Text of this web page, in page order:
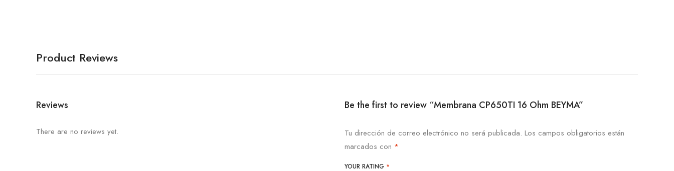
Product Reviews
Reviews
There are no reviews yet.
Be the first to review “Membrana CP650TI 16 Ohm BEYMA”
Tu dirección de correo electrónico no será publicada. Los campos obligatorios están
marcados con *
YOUR RATING *